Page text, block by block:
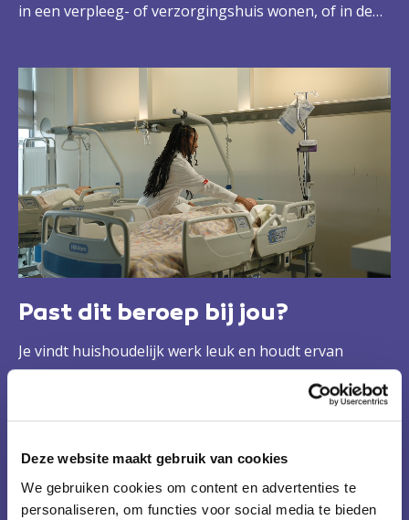
Deze website maakt gebruik van cookies
We gebruiken cookies om content en advertenties te
personaliseren, om functies voor social media te bieden
in een verpleeg- of verzorgingshuis wonen, of in de
cliënt nodig heeft, rekening houdend met de
afspraken in het zorgplan. Zo ben je enorm belangrijk
voor een heleboel mensen. En is voor jou geen dag
hetzelfde.
Past dit beroep bij jou?
Je vindt huishoudelijk werk leuk en houdt ervan
mensen te verzorgen. Hoe oud, ziek of beperkt
iemand is, het maakt voor jou geen verschil. Jij kunt
met iedereen goed omgaan. Verder ben je praktisch,
handig, vriendelijk en hulpvaardig. Werken op
onregelmatige tijden? Dat vind je geen probleem.